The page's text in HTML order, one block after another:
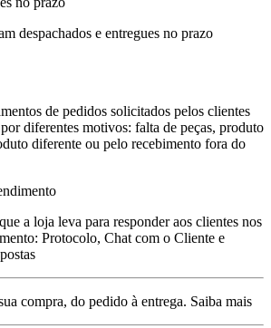
despachados e entregues no prazo
de pedidos solicitados pelos clientes
diferentes motivos: falta de peças, produto
diferente ou pelo recebimento fora do
a loja leva para responder aos clientes nos
Protocolo, Chat com o Cliente e
compra, do pedido à entrega. Saiba mais